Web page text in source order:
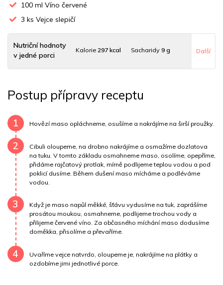
100 ml Víno červené
3 ks Vejce slepičí
Nutriční hodnoty
v jedné porci
Kalorie297 kcal Sacharidy 9 g
Uhlovodany2 g Cholesterol131.5 mg
Draslík 306.9 mg Vláknina 878 mg
Vitamín B120 mg Vitamín C1.1 mg
Vitamín E0.5 mg
Další
Postup přípravy receptu
1 Hovězí maso opláchneme, osušíme a nakrájíme na širší proužky.
2
Cibuli oloupeme, na drobno nakrájíme a osmažíme dozlatova
na tuku. V tomto základu osmahneme maso, osolíme, opepříme,
přidáme rajčatový protlak, mírně podlijeme teplou vodou a pod
poklicí dusíme. Během dušení maso mícháme a podléváme
vodou.
3
Když je maso napůl měkké, šťávu vydusíme na tuk, zaprášíme
prosátou moukou, osmahneme, podlijeme trochou vody a
přilijeme červené víno. Za občasného míchání maso dodusíme
doměkka, přisolíme a převaříme.
4
Uvaříme vejce natvrdo, oloupeme je, nakrájíme na plátky a
ozdobíme jimi jednotlivé porce.